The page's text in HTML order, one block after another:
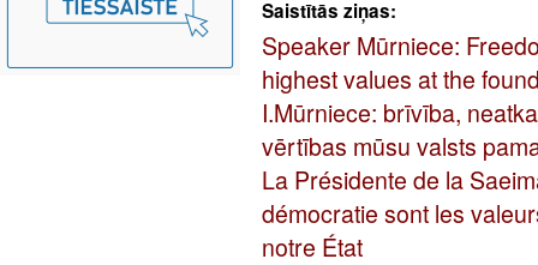
Saistītās ziņas:
Speaker Mūrniece:
highest values at the
I.Mūrniece: brīvība,
vērtības mūsu valsts
La Présidente de la
démocratie sont les
notre État